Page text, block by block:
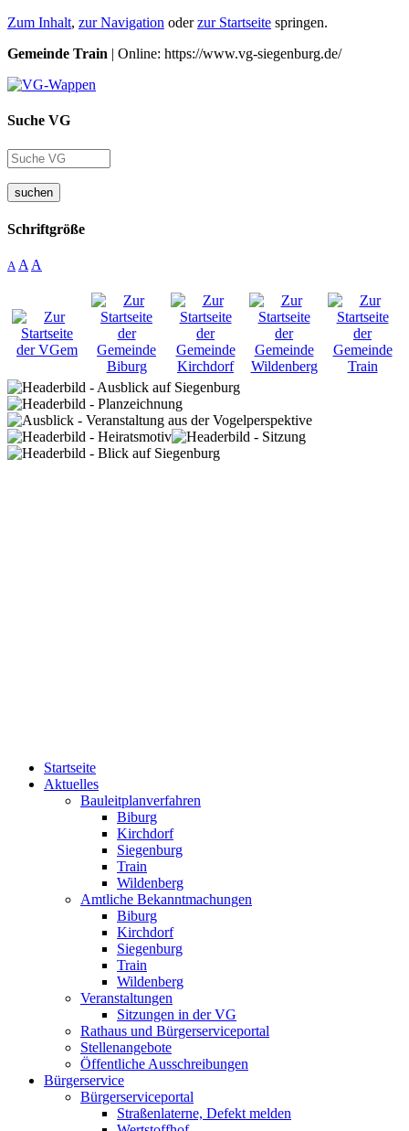
Zum Inhalt, zur Navigation oderzur Startseite springen.
Gemeinde Train | Online: https://www.vg-siegenburg.de/
Suche VG
suchen
Schriftgröße
A A A
Startseite
Aktuelles
Bauleitplanverfahren
Biburg
Kirchdorf
Siegenburg
Train
Wildenberg
Amtliche Bekanntmachungen
Biburg
Kirchdorf
Siegenburg
Train
Wildenberg
Veranstaltungen
Sitzungen in der VG
Rathaus und Bürgerserviceportal
Stellenangebote
Öffentliche Ausschreibungen
Bürgerservice
Bürgerserviceportal
Straßenlaterne, Defekt melden